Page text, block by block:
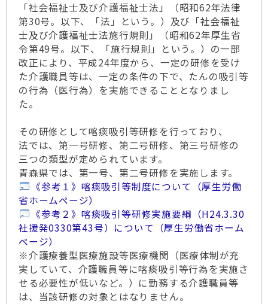
「社会福祉士及び介護福祉士法」（昭和62年法律
第30号。以下、「法」という。）及び「社会福祉
士及び介護福祉士法施行規則」（昭和62年厚生省
令第49号。以下、「施行規則」という。）の一部
改正により、平成24年度から、一定の研修を受け
た介護職員等は、一定の条件の下で、たんの吸引等
の行為（医行為）を実施できることとなりまし
た。
その研修として喀痰吸引等研修を行っており、
法では、第一号研修、第二号研修、第三号研修の
三つの類型が定められています。
青森県では、第一号、第二号研修を実施します。
《参考１》喀痰吸引等制度について（厚生労働
省ホームページ）
《参考２》喀痰吸引等研修実施要綱（H24.3.30
社援発0330第43号）について（厚生労働省ホーム
ページ）
※介護療養型医療施設等医療機関（医療体制が充
実していて、介護職員等に喀痰吸引等行為を実施さ
せる必要性が低いなど。）に勤務する介護職員等
は、当該研修の対象とはなりません。